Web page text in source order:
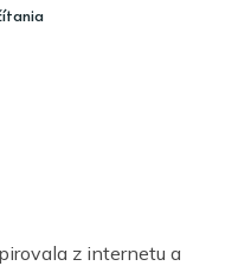
z internetu a